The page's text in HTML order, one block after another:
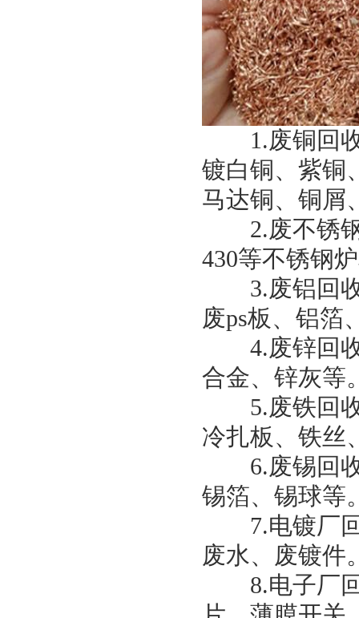
1.废铜回收:
镀白铜、紫铜
马达铜、铜屑
2.废不锈钢
430等不锈钢
3.废铝回收:
废ps板、铝箔
4.废锌回收:
合金、锌灰等
5.废铁回收:
冷扎板、铁丝
6.废锡回收:
锡箔、锡球等
7.电镀厂回
废水、废镀件
8.电子厂回